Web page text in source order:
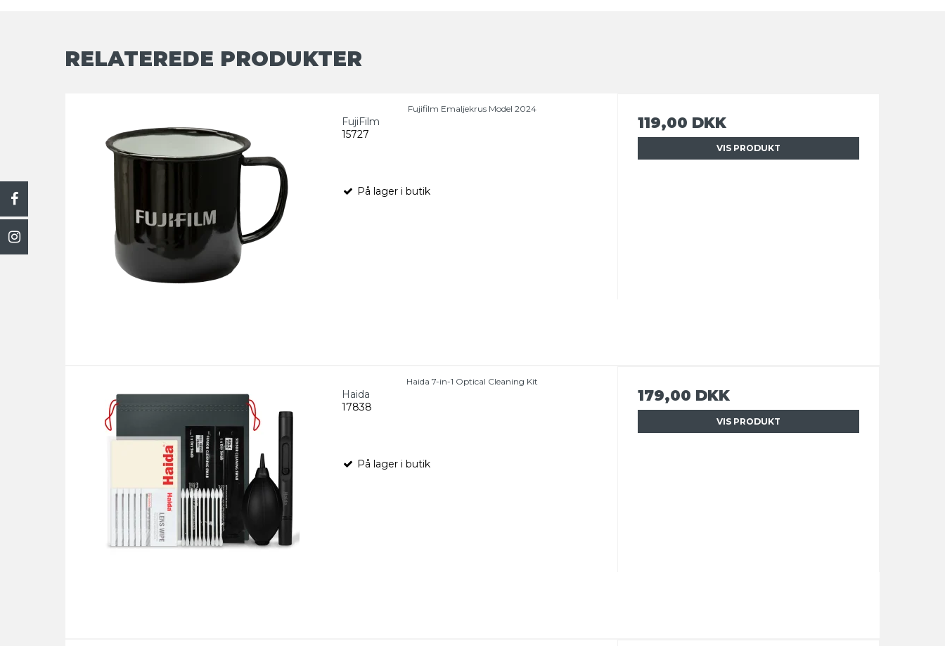
RELATEREDE PRODUKTER
Fujifilm Emaljekrus Model 2024
FujiFilm
15727
På lager i butik
119,00 DKK
VIS PRODUKT
Haida 7-in-1 Optical Cleaning Kit
Haida
17838
På lager i butik
179,00 DKK
VIS PRODUKT